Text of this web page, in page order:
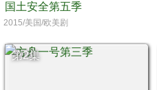
国土安全第五季
2015/美国/欧美剧
第2集